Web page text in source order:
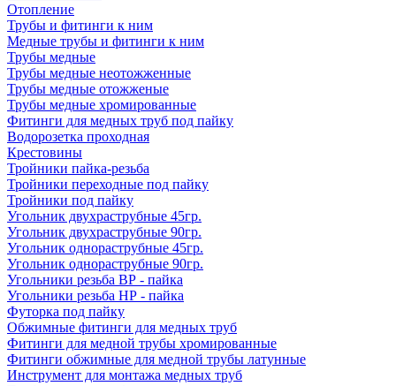
Отопление
Трубы и фитинги к ним
Медные трубы и фитинги к ним
Трубы медные
Трубы медные неотожженные
Трубы медные отожженые
Трубы медные хромированные
Фитинги для медных труб под пайку
Водорозетка проходная
Крестовины
Тройники пайка-резьба
Тройники переходные под пайку
Тройники под пайку
Угольник двухраструбные 45гр.
Угольник двухраструбные 90гр.
Угольник однораструбные 45гр.
Угольник однораструбные 90гр.
Угольники резьба ВР - пайка
Угольники резьба НР - пайка
Футорка под пайку
Обжимные фитинги для медных труб
Фитинги для медной трубы хромированные
Фитинги обжимные для медной трубы латунные
Инструмент для монтажа медных труб